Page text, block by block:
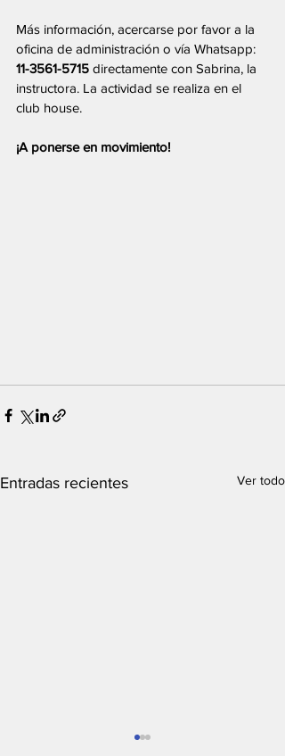
Más información, acercarse por favor a la
oficina de administración o vía Whatsapp:
11-3561-5715 directamente con Sabrina, la
instructora. La actividad se realiza en el
club house.
¡A ponerse en movimiento!
Entradas recientes Ver todo